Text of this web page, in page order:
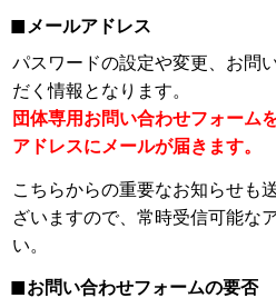
メールアドレス
パスワードの設定や変更、お問
だく情報となります。
団体専用お問い合わせフォーム
アドレスにメールが届きます。
こちらからの重要なお知らせも
ざいますので、常時受信可能な
い。
お問い合わせフォームの要否